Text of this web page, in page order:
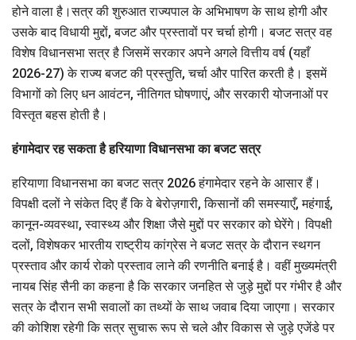
होने वाला है।सत्र की शुरुआत राज्यपाल के अभिभाषण के साथ होगी और
उसके बाद विधायी मुद्दों, बजट और प्रस्तावों पर चर्चा होगी। बजट सत्र वह
विशेष विधानसभा सत्र है जिसमें सरकार अपने अगले वित्तीय वर्ष (यहाँ
2026-27) के राज्य बजट की प्रस्तुति, चर्चा और पारित करती है। इसमें
विभागों को लिए धन आवंटन, नीतिगत घोषणाएं, और सरकारी योजनाओं पर
विस्तृत बहस होती है।
हंगामेदार रह सकता है हरियाणा विधानसभा का बजट सत्र
हरियाणा विधानसभा का बजट सत्र 2026 हंगामेदार रहने के आसार हैं।
विपक्षी दलों ने संकेत दिए हैं कि वे बेरोज़गारी, किसानों की समस्याएँ, महंगाई,
कानून-व्यवस्था, स्वास्थ्य और शिक्षा जैसे मुद्दों पर सरकार को घेरेंगे। विपक्षी
दलों, विशेषकर भारतीय राष्ट्रीय कांग्रेस ने बजट सत्र के दौरान स्थगन
प्रस्ताव और कार्य रोको प्रस्ताव लाने की रणनीति बनाई है। वहीं मुख्यमंत्री
नायब सिंह सैनी का कहना है कि सरकार जनहित से जुड़े मुद्दों पर गंभीर है और
सत्र के दौरान सभी सवालों का तथ्यों के साथ जवाब दिया जाएगा। सरकार
की कोशिश रहेगी कि सत्र सुचारू रूप से चले और विकास से जुड़े एजेंडे पर